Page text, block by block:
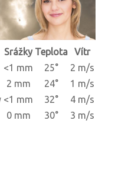
Srážky Teplota
Vítr
<1 mm 25°
2 m/s
2 mm 24°
1 m/s
<1 mm 32°
4 m/s
0 mm 30° 3 m/s